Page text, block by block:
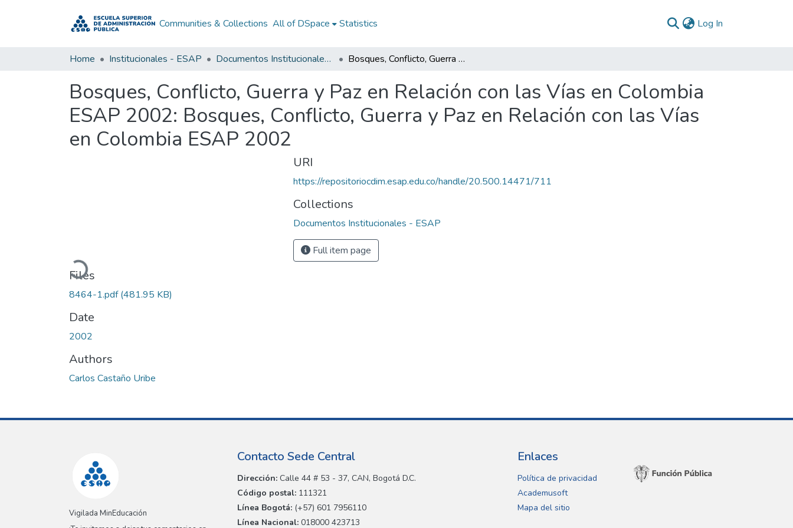
Communities & Collections All of DSpace Statistics Log In
Home Institucionales - ESAP Documentos Institucionales - ESAP Bosques, Conflicto, Guerra y Paz en Relación con las Vías en Colombia ESAP 2002: Bosques, Conflicto, Guerra y Paz en Relación con las Vías en Colombia ESAP 2002
Bosques, Conflicto, Guerra y Paz en Relación con las Vías en Colombia
ESAP 2002: Bosques, Conflicto, Guerra y Paz en Relación con las Vías
en Colombia ESAP 2002
Loading...
Files
8464-1.pdf(481.95 KB)
Date
2002
Authors
Carlos Castaño Uribe
URI
https://repositoriocdim.esap.edu.co/handle/20.500.14471/711
Collections
Documentos Institucionales - ESAP
Full item page
Vigilada MinEducación
Contacto Sede Central
Dirección: Calle 44 # 53 - 37, CAN, Bogotá D.C.
Código postal: 111321
Línea Bogotá: (+57) 601 7956110
Línea Nacional: 018000 423713
Enlaces
Política de privacidad
Academusoft
Mapa del sitio